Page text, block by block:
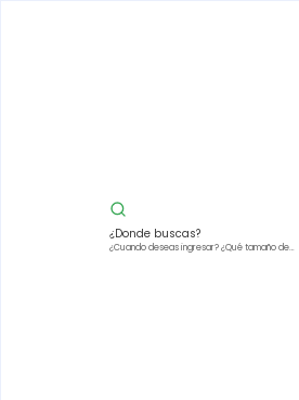
¿Donde buscas?
¿Cuando deseas ingresar?¿Qué tamaño de